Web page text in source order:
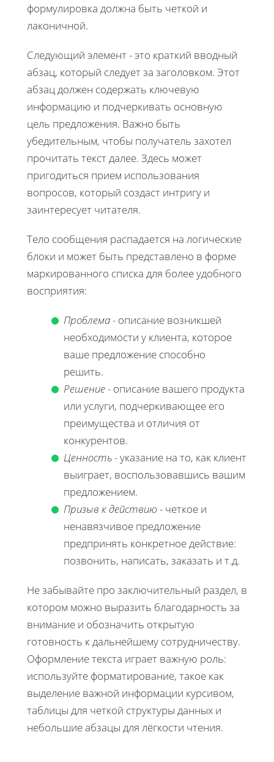
формулировка должна быть четкой и
лаконичной.
Следующий элемент - это краткий вводный
абзац, который следует за заголовком. Этот
абзац должен содержать ключевую
информацию и подчеркивать основную
цель предложения. Важно быть
убедительным, чтобы получатель захотел
прочитать текст далее. Здесь может
пригодиться прием использования
вопросов, который создаст интригу и
заинтересует читателя.
Тело сообщения распадается на логические
блоки и может быть представлено в форме
маркированного списка для более удобного
восприятия:
Проблема- описание возникшей
необходимости у клиента, которое
ваше предложение способно
решить.
Решение- описание вашего продукта
или услуги, подчеркивающее его
преимущества и отличия от
конкурентов.
Ценность- указание на то, как клиент
выиграет, воспользовавшись вашим
предложением.
Призыв к действию - четкое и
ненавязчивое предложение
предпринять конкретное действие:
позвонить, написать, заказать и т.д.
Не забывайте про заключительный раздел, в
котором можно выразить благодарность за
внимание и обозначить открытую
готовность к дальнейшему сотрудничеству.
Оформление текста играет важную роль:
используйте форматирование, такое как
выделение важной информации курсивом,
таблицы для четкой структуры данных и
небольшие абзацы для лёгкости чтения.